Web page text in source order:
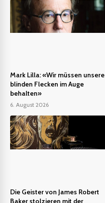
Mark Lilla: «Wir müssen unsere
blinden Flecken im Auge
behalten»
6. August 2026
Die Geister von James Robert
Baker stolzieren mit der